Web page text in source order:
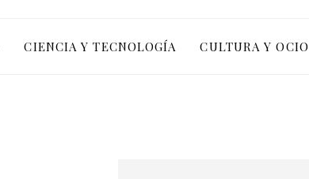
CIENCIA Y TECNOLOGÍA CULTURA Y OCIO